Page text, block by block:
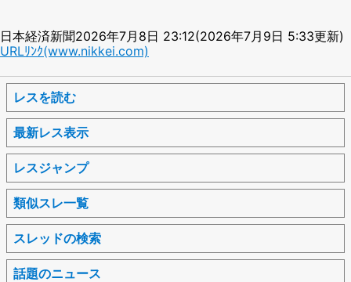
日本経済新聞2026年7月8日 23:12(2026年7月9日 5:33更新)
URLﾘﾝｸ(www.nikkei.com)
レスを読む
最新レス表示
レスジャンプ
類似スレ一覧
スレッドの検索
話題のニュース